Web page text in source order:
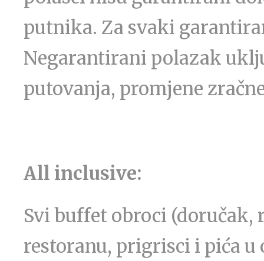
putnika. Za svaki
Negarantirani polazak
putovanja, promjene
All inclusive:
Svi buffet obroci (doručak,
restoranu, prigrisci i pića